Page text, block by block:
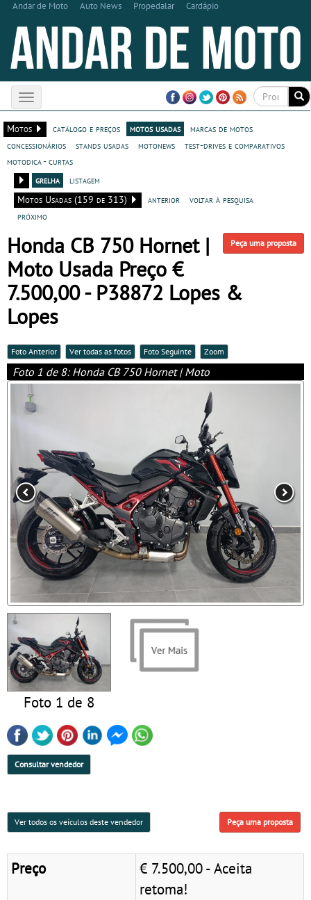
Andar de Moto Auto News Propedalar Cardápio
Toggle
navigation
Motos
catálogo e preços motos usadas
marcas de motos
concessionários
stands usadas motonews
test-drives e comparativos
motodica - curtas
grelha
listagem
Motos Usadas (159 de 313)
anterior
voltar à pesquisa
próximo
Peça uma proposta
Honda CB 750 Hornet |
Moto Usada Preço €
7.500,00 - P38872 Lopes &
Lopes
Foto Anterior Ver todas as fotos Foto Seguinte Zoom
Foto 1 de 8: Honda CB 750 Hornet | Moto
Foto 1 de 8
Consultar vendedor
Ver todos os veículos deste vendedor Peça uma proposta
Preço
€ 7.500,00 - Aceita
retoma!